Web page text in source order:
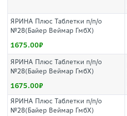
ЯРИНА Плюс Таблетки п/п/о
№28(Байер Веймар ГмбХ)
1675.00
ЯРИНА Плюс Таблетки п/п/о
№28(Байер Веймар ГмбХ)
1675.00
ЯРИНА Плюс Таблетки п/п/о
№28(Байер Веймар ГмбХ)